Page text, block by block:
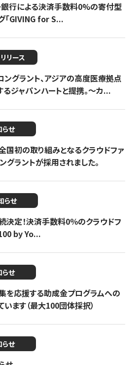
銀行による決済手数料0%の寄付型
「GIVING for S...
リース
グラント、アジアの高度医療拠点
ジャパンハートと提携。〜カ...
らせ
初の取り組みとなるクラウドファ
グラントが採用されました。
らせ
決定！決済手数料0％のクラウドフ
by Yo...
らせ
を応援する助成金プログラムへの
ます（最大100団体採択）
らせ